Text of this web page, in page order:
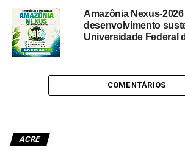
Amazônia Nexus-
desenvolvimento
Universidade Federal
COMENTÁRIOS
ACRE